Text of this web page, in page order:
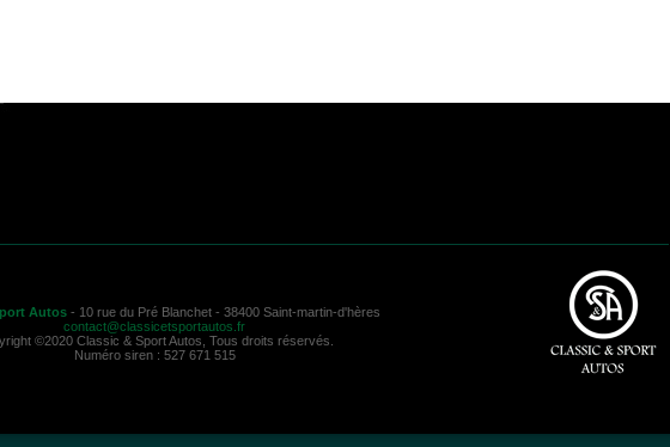
Autos - 10 rue du Pré Blanchet - 38400 Saint-martin-d'hères
contact@classicetsportautos.fr
©2020 Classic & Sport Autos, Tous droits réservés.
Numéro siren : 527 671 515